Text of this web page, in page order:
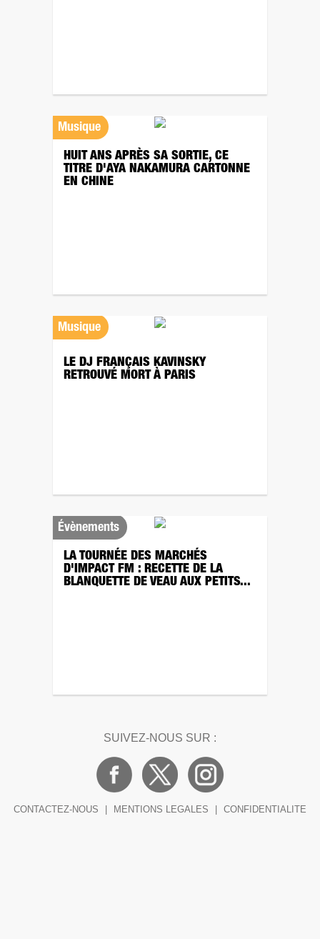
Musique
HUIT ANS APRÈS SA SORTIE, CE
TITRE D'AYA NAKAMURA CARTONNE
EN CHINE
Musique
LE DJ FRANÇAIS KAVINSKY
RETROUVÉ MORT À PARIS
Évènements
LA TOURNÉE DES MARCHÉS
D'IMPACT FM : RECETTE DE LA
BLANQUETTE DE VEAU AUX PETITS...
SUIVEZ-NOUS SUR :
CONTACTEZ-NOUS MENTIONS LEGALES CONFIDENTIALITE